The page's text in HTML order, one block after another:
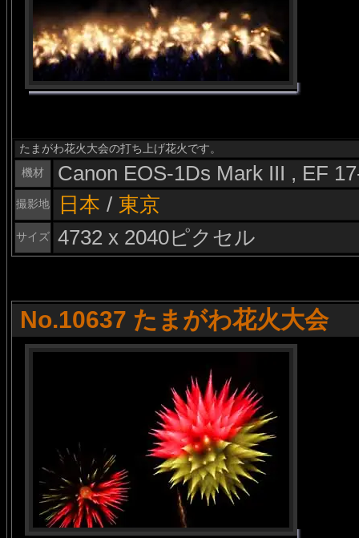
たまがわ花火大会の打ち上げ花火です。
機材
Canon EOS-1Ds Mark III , EF
撮影地 日本 / 東京
サイズ 4732 x 2040ピクセル
No.10637 たまがわ花火大会